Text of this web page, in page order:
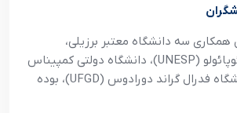
سه دانشگاه معتبر برزیلی،
دانشگاه ایالتی سائوپائولو (UNESP)، دانشگاه دولتی کمپیناس
(UNICAMP) و دانشگاه فدرال گراند دورادوس (UFGD)، بوده